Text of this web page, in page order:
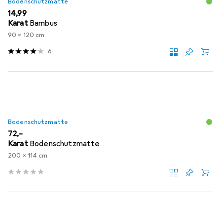
EUR
14,99
Karat Bambus
90 x 120 cm
6
Bodenschutzmatte
EUR
72,–
Karat Bodenschutzmatte
200 x 114 cm